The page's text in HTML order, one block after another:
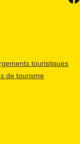
touristiques
de tourisme